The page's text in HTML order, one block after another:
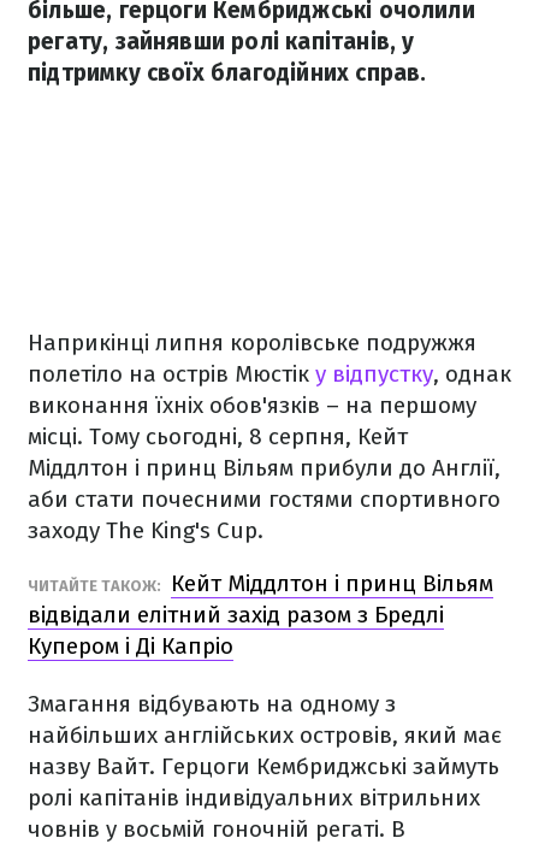
більше, герцоги Кембриджські очолили
регату, зайнявши ролі капітанів, у
підтримку своїх благодійних справ.
Наприкінці липня королівське подружжя
полетіло на острів Мюстік у відпустку, однак
виконання їхніх обов'язків – на першому
місці. Тому сьогодні, 8 серпня, Кейт
Міддлтон і принц Вільям прибули до Англії,
аби стати почесними гостями спортивного
заходу The King's Cup.
ЧИТАЙТЕ ТАКОЖ:
Кейт Міддлтон і принц Вільям
відвідали елітний захід разом з Бредлі
Купером і Ді Капріо
Змагання відбувають на одному з
найбільших англійських островів, який має
назву Вайт. Герцоги Кембриджські займуть
ролі капітанів індивідуальних вітрильних
човнів у восьмій гоночній регаті. В